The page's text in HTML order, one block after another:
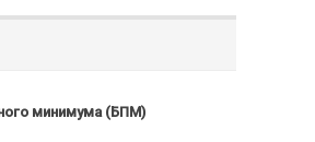
минимума (БПМ)